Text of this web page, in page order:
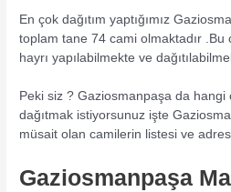
En çok dağıtım yaptığımız
toplam tane 74 cami olmaktadır .Bu
hayrı yapılabilmekte ve
Peki siz ? Gaziosmanpaşa da hangi
dağıtmak istiyorsunuz işte
müsait olan camilerin listesi ve
Gaziosmanpaşa